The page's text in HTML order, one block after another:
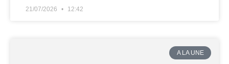
21/07/2026 12:42
A LA UNE